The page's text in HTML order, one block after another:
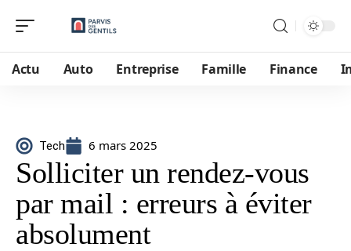
Actu Auto Entreprise Famille Finance
Tech 6 mars 2025
Solliciter un rendez-vous
par mail : erreurs à éviter
absolument